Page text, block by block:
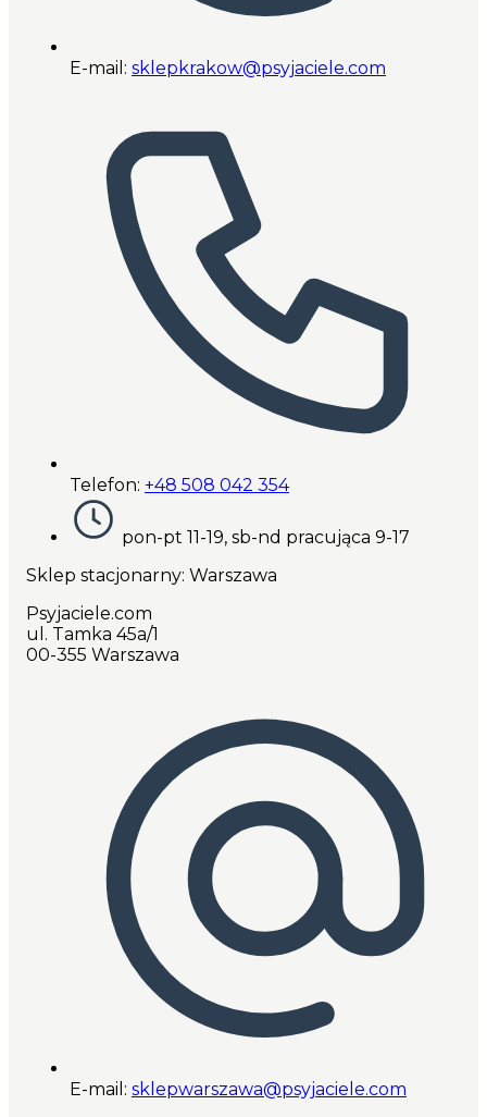
E-mail: sklepkrakow@psyjaciele.com
Telefon: +48 508 042 354
pon-pt 11-19, sb-nd pracująca 9-17
Sklep stacjonarny: Warszawa
Psyjaciele.com
ul. Tamka 45a/1
00-355 Warszawa
E-mail: sklepwarszawa@psyjaciele.com